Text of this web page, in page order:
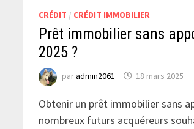
CRÉDIT / CRÉDIT IMMOBILIER
Prêt immobilier sans
2025 ?
paradmin2061 18 mars 2025
Obtenir un prêt immobilier sans
nombreux futurs acquéreurs